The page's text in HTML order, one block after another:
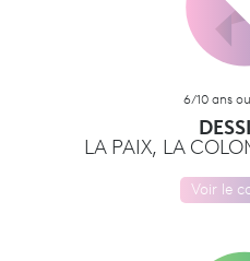
6/10 ans
LA PAIX, LA
Voir le